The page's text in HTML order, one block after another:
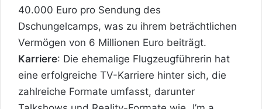
40.000 Euro pro Sendung des
Dschungelcamps, was zu ihrem beträchtlichen
Vermögen von 6 Millionen Euro beiträgt.
Karriere: Die ehemalige Flugzeugführerin hat
eine erfolgreiche TV-Karriere hinter sich, die
zahlreiche Formate umfasst, darunter